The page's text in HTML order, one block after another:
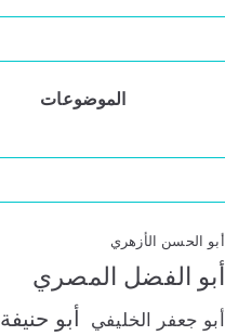
الموضوعات
أبو الحسن الأزهري
أبو الفضل المصري
أبو جعفر الخليفي أبو حنيفة